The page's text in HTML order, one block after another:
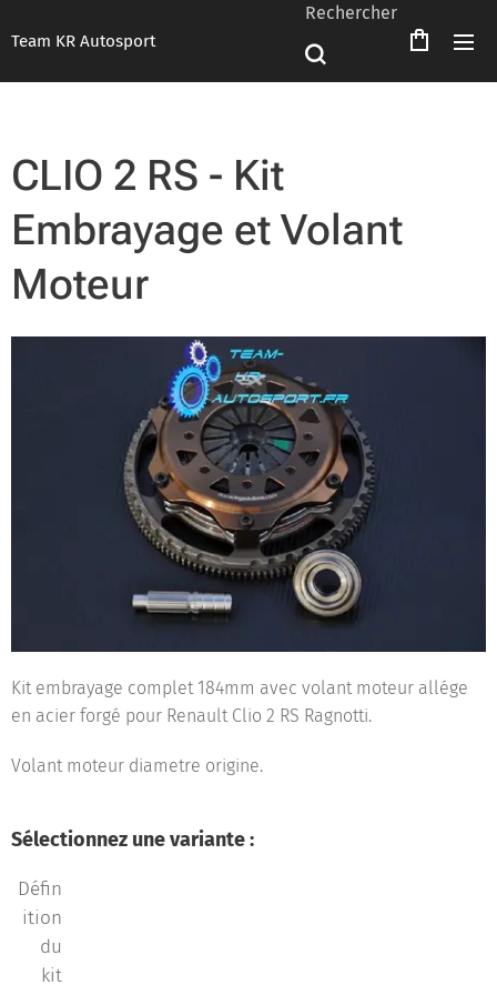
Team KR Autosport
Rechercher
CLIO 2 RS - Kit
Embrayage et Volant
Moteur
Kit embrayage complet 184mm avec volant moteur allége
en acier forgé pour Renault Clio 2 RS Ragnotti.
Volant moteur diametre origine.
Sélectionnez une variante :
Défin
ition
du
kit